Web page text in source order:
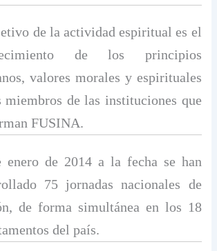
de la actividad espiritual es el
de los principios
valores morales y espirituales
miembros de las instituciones que
FUSINA.
enero de 2014 a la fecha se han
75 jornadas nacionales de
de forma simultánea en los 18
del país.